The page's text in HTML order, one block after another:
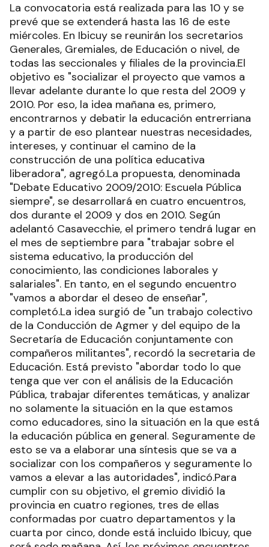
La convocatoria está realizada para las 10 y se
prevé que se extenderá hasta las 16 de este
miércoles. En Ibicuy se reunirán los secretarios
Generales, Gremiales, de Educación o nivel, de
todas las seccionales y filiales de la provincia.El
objetivo es "socializar el proyecto que vamos a
llevar adelante durante lo que resta del 2009 y
2010. Por eso, la idea mañana es, primero,
encontrarnos y debatir la educación entrerriana
y a partir de eso plantear nuestras necesidades,
intereses, y continuar el camino de la
construcción de una política educativa
liberadora", agregó.La propuesta, denominada
"Debate Educativo 2009/2010: Escuela Pública
siempre", se desarrollará en cuatro encuentros,
dos durante el 2009 y dos en 2010. Según
adelantó Casavecchie, el primero tendrá lugar en
el mes de septiembre para "trabajar sobre el
sistema educativo, la producción del
conocimiento, las condiciones laborales y
salariales". En tanto, en el segundo encuentro
"vamos a abordar el deseo de enseñar",
completó.La idea surgió de "un trabajo colectivo
de la Conducción de Agmer y del equipo de la
Secretaría de Educación conjuntamente con
compañeros militantes", recordó la secretaria de
Educación. Está previsto "abordar todo lo que
tenga que ver con el análisis de la Educación
Pública, trabajar diferentes temáticas, y analizar
no solamente la situación en la que estamos
como educadores, sino la situación en la que está
la educación pública en general. Seguramente de
esto se va a elaborar una síntesis que se va a
socializar con los compañeros y seguramente lo
vamos a elevar a las autoridades", indicó.Para
cumplir con su objetivo, el gremio dividió la
provincia en cuatro regiones, tres de ellas
conformadas por cuatro departamentos y la
cuarta por cinco, donde está incluido Ibicuy, que